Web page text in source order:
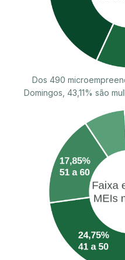
Dos 490
Domingos, 43,11% são